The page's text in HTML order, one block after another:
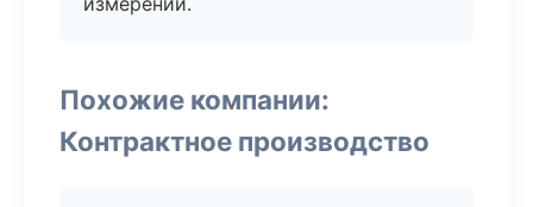
Похожие компании:
Контрактное производство